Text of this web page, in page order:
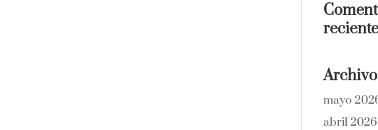
mayo
abril 2026